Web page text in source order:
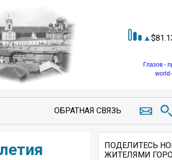
Глазов -
ОБРАТНАЯ СВЯЗЬ
ПОДЕЛИТЕСЬ
ЖИТЕЛЯМИ